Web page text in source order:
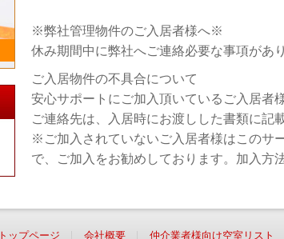
※弊社管理物件のご入居者様へ※
休み期間中に弊社へご連絡必要な事項があ
ご入居物件の不具合について
安心サポートにご加入頂いているご入居者
ご連絡先は、入居時にお渡しした書類に記
※ご加入されていないご入居者様はこのサ
で、ご加入をお勧めしております。加入方
トップページ 会社概要 仲介業者様向け空室リスト